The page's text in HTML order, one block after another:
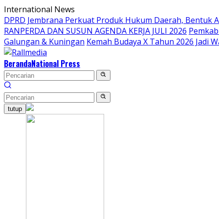
Langsung
ke
konten
International News
DPRD Jembrana Perkuat Produk Hukum Daerah, Bentuk
RANPERDA DAN SUSUN AGENDA KERJA JULI 2026
Galungan & Kuningan Kemah Budaya X Tahun 2026 Jadi
BerandaNational Press
tutup